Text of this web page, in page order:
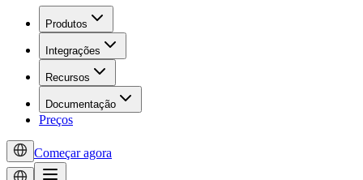
Produtos
Integrações
Recursos
Documentação
Preços
Começar agora